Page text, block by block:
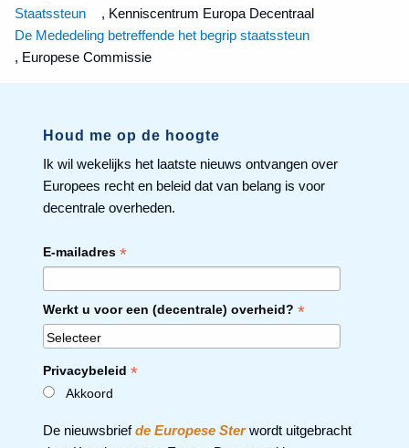
Staatssteun
, Kenniscentrum Europa Decentraal
De Mededeling betreffende het begrip staatssteun
, Europese Commissie
Houd me op de hoogte
Ik wil wekelijks het laatste nieuws ontvangen over
Europees recht en beleid dat van belang is voor
decentrale overheden.
E-mailadres *
Werkt u voor een (decentrale) overheid? *
Privacybeleid *
Akkoord
De nieuwsbriefde Europese Sterwordt uitgebracht